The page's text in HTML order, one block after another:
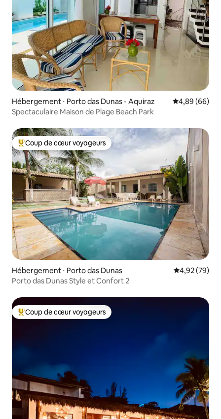
Hébergement ⋅ Porto das Dunas - Aquiraz Évaluation
4,89 (66)
Spectaculaire Maison de Plage Beach Park
Coups de cœur voyageurs les plus appréciés
Coup de cœur voyageurs
Hébergement ⋅ Porto das Dunas Évaluation
4,92 (79)
Porto das Dunas Style et Confort 2
Coups de cœur voyageurs les plus appréciés
Coup de cœur voyageurs